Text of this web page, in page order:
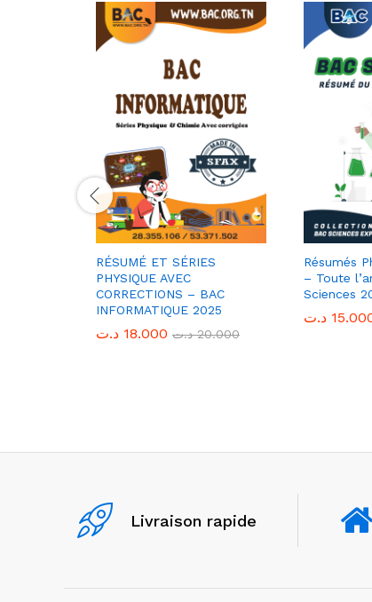
RÉSUMÉ ET SÉRIES
PHYSIQUE AVEC
CORRECTIONS – BAC
INFORMATIQUE 2025
18.000 د.ت 20.000 د.ت 18.000 د.ت 20.000 د.ت
Résumés
– Toute
Sciences
د.ت
د.ت
Livraison rapide